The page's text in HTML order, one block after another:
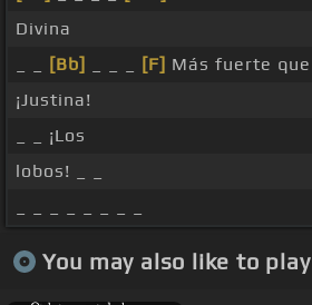
Divina
[Bb] [F] Más fuerte que
¡Justina!
_ _ ¡Los
lobos! _ _
You may also like to play